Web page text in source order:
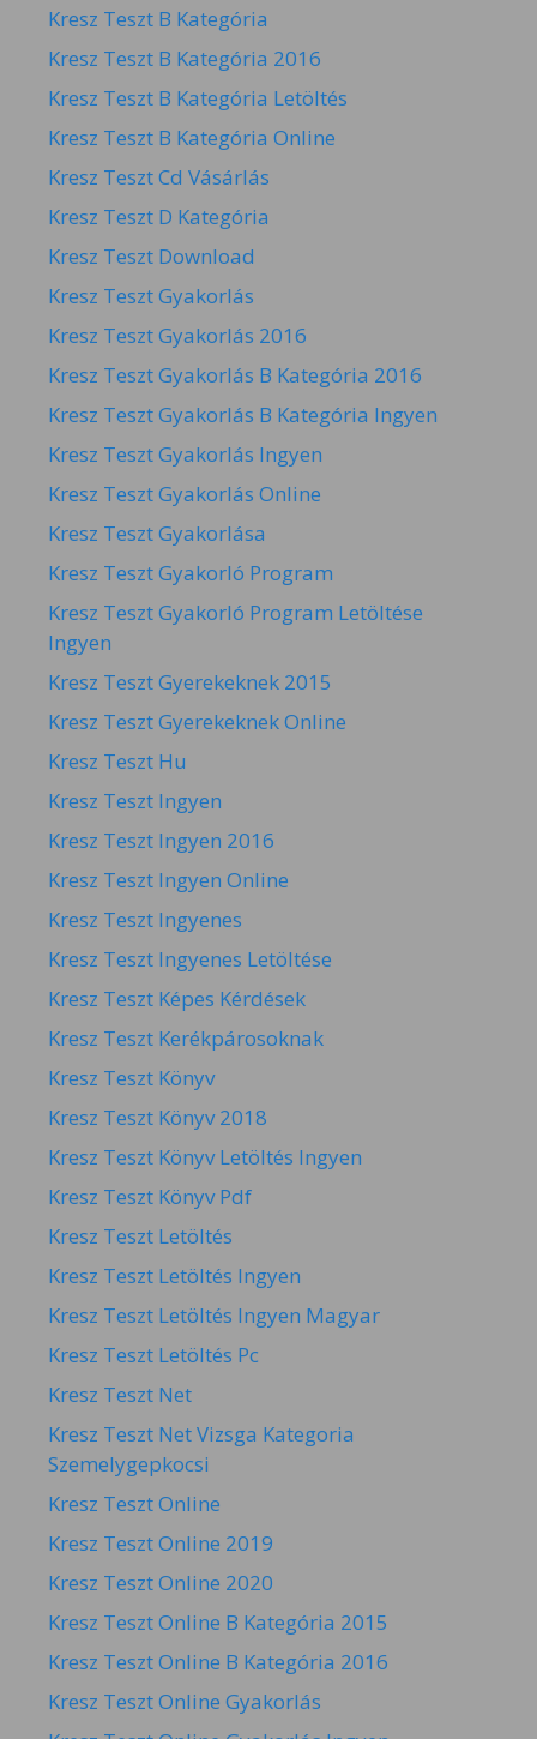
Kresz Teszt B Kategória
Kresz Teszt B Kategória 2016
Kresz Teszt B Kategória Letöltés
Kresz Teszt B Kategória Online
Kresz Teszt Cd Vásárlás
Kresz Teszt D Kategória
Kresz Teszt Download
Kresz Teszt Gyakorlás
Kresz Teszt Gyakorlás 2016
Kresz Teszt Gyakorlás B Kategória 2016
Kresz Teszt Gyakorlás B Kategória Ingyen
Kresz Teszt Gyakorlás Ingyen
Kresz Teszt Gyakorlás Online
Kresz Teszt Gyakorlása
Kresz Teszt Gyakorló Program
Kresz Teszt Gyakorló Program Letöltése
Ingyen
Kresz Teszt Gyerekeknek 2015
Kresz Teszt Gyerekeknek Online
Kresz Teszt Hu
Kresz Teszt Ingyen
Kresz Teszt Ingyen 2016
Kresz Teszt Ingyen Online
Kresz Teszt Ingyenes
Kresz Teszt Ingyenes Letöltése
Kresz Teszt Képes Kérdések
Kresz Teszt Kerékpárosoknak
Kresz Teszt Könyv
Kresz Teszt Könyv 2018
Kresz Teszt Könyv Letöltés Ingyen
Kresz Teszt Könyv Pdf
Kresz Teszt Letöltés
Kresz Teszt Letöltés Ingyen
Kresz Teszt Letöltés Ingyen Magyar
Kresz Teszt Letöltés Pc
Kresz Teszt Net
Kresz Teszt Net Vizsga Kategoria
Szemelygepkocsi
Kresz Teszt Online
Kresz Teszt Online 2019
Kresz Teszt Online 2020
Kresz Teszt Online B Kategória 2015
Kresz Teszt Online B Kategória 2016
Kresz Teszt Online Gyakorlás